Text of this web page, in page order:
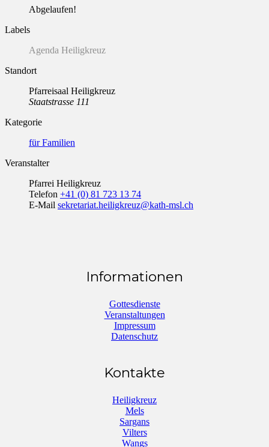
Abgelaufen!
Labels
Agenda Heiligkreuz
Standort
Pfarreisaal Heiligkreuz
Staatstrasse 111
Kategorie
für Familien
Veranstalter
Pfarrei Heiligkreuz
Telefon +41 (0) 81 723 13 74
E-Mail sekretariat.heiligkreuz@kath-msl.ch
Informationen
Gottesdienste
Veranstaltungen
Impressum
Datenschutz
Kontakte
Heiligkreuz
Mels
Sargans
Vilters
Wangs